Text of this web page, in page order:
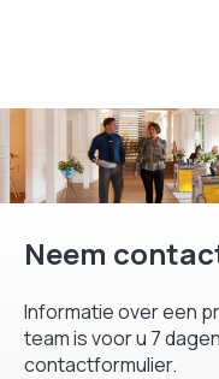
Neem
Informatie over een
team is voor u 7
contactformulier.